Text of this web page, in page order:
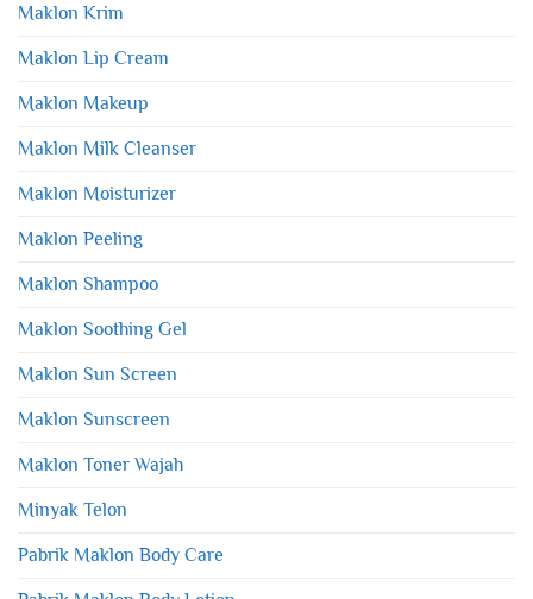
Maklon Krim
Maklon Lip Cream
Maklon Makeup
Maklon Milk Cleanser
Maklon Moisturizer
Maklon Peeling
Maklon Shampoo
Maklon Soothing Gel
Maklon Sun Screen
Maklon Sunscreen
Maklon Toner Wajah
Minyak Telon
Pabrik Maklon Body Care